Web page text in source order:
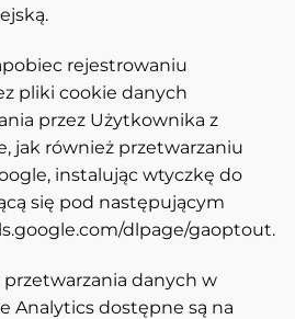
rejestrowaniu
pliki cookie danych
przez Użytkownika z
jak również przetwarzaniu
instalując wtyczkę do
się pod następującym
dlpage/gaoptout.
przetwarzania danych w
Analytics dostępne są na